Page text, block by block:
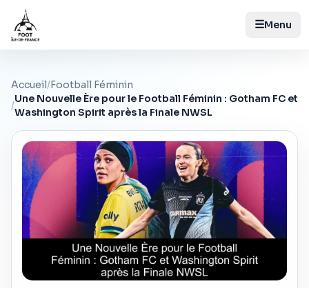
☰Menu
Accueil/Football Féminin
/
Une Nouvelle Ère pour le Football Féminin : Gotham FC et
Washington Spirit après la Finale NWSL